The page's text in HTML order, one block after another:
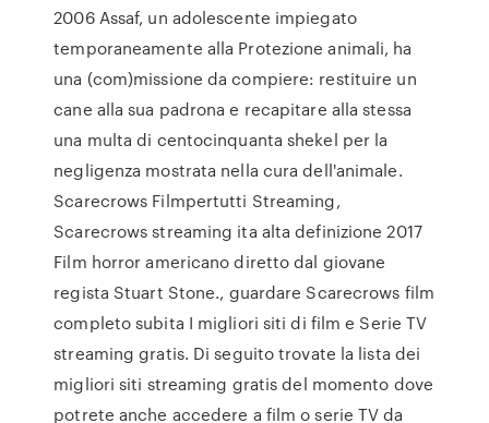
2006 Assaf, un adolescente impiegato
temporaneamente alla Protezione animali, ha
una (com)missione da compiere: restituire un
cane alla sua padrona e recapitare alla stessa
una multa di centocinquanta shekel per la
negligenza mostrata nella cura dell'animale.
Scarecrows Filmpertutti Streaming,
Scarecrows streaming ita alta definizione 2017
Film horror americano diretto dal giovane
regista Stuart Stone., guardare Scarecrows film
completo subita I migliori siti di film e Serie TV
streaming gratis. Di seguito trovate la lista dei
migliori siti streaming gratis del momento dove
potrete anche accedere a film o serie TV da